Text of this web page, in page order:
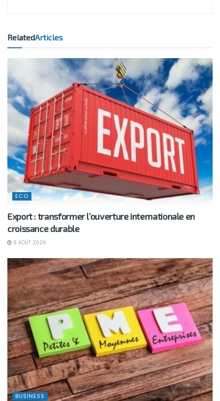
RelatedArticles
ECO
Export : transformer l’ouverture internationale en
croissance durable
6 AOÛT 2026
BUSINESS